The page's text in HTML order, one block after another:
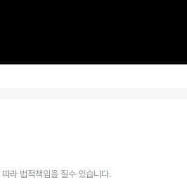
라 법적책임을 질수 있습니다.